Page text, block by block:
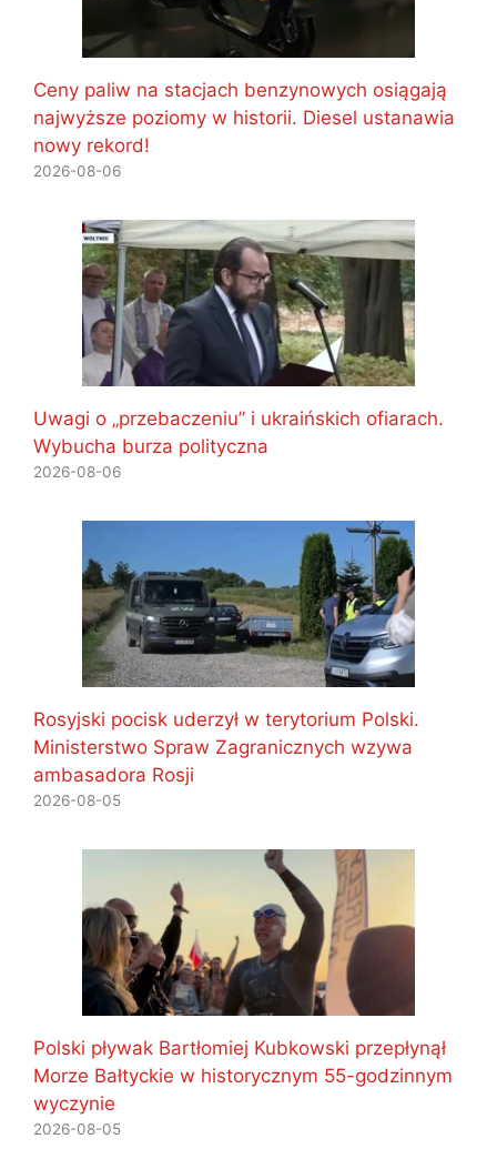
Ceny paliw na stacjach benzynowych osiągają
najwyższe poziomy w historii. Diesel ustanawia
nowy rekord!
2026-08-06
Uwagi o „przebaczeniu” i ukraińskich ofiarach.
Wybucha burza polityczna
2026-08-06
Rosyjski pocisk uderzył w terytorium Polski.
Ministerstwo Spraw Zagranicznych wzywa
ambasadora Rosji
2026-08-05
Polski pływak Bartłomiej Kubkowski przepłynął
Morze Bałtyckie w historycznym 55-godzinnym
wyczynie
2026-08-05